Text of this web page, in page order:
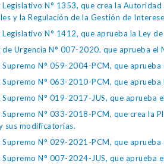
N° 1353, que crea la
y la Regulación de la Gestión de
N° 1412, que aprueba la Ley
Urgencia N° 007-2020, que aprueba
N° 059-2004-PCM, que
N° 063-2010-PCM, que
N° 019-2017-JUS, que aprueba
N° 033-2018-PCM, que crea la
sus modificatorias.
N° 029-2021-PCM, que
N° 007-2024-JUS, que aprueba